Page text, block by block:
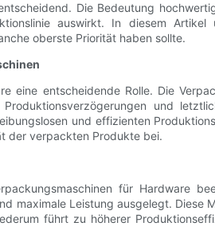
Die Bedeutung
auswirkt. In diesem
oberste Priorität haben sollte.
eine entscheidende Rolle. Die
und
und effizienten
der verpackten Produkte bei.
für Hardware
maximale Leistung ausgelegt.
führt zu höherer